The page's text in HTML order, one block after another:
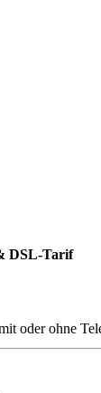
DSL-Tarif
ohne